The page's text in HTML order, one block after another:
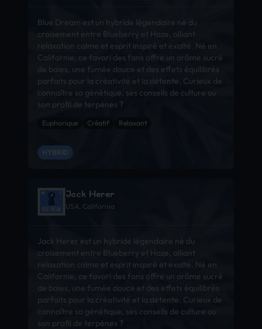
Blue Dream est un hybride légendaire né du
croisement entre Blueberry et Haze, alliant
relaxation calme et esprit inspiré et exalté. Né en
Californie, ce favori des fans offre un arôme sucré
de baies, une fumée douce et des effets équilibrés
parfaits pour la créativité et la détente. Curieux de
connaître sa génétique, ses conseils de culture ou
son profil de terpènes ?
Euphorique Créatif Relaxant
HYBRID
Jack Herer
USA, California
Jack Herer est un hybride légendaire né du
croisement entre Blueberry et Haze, alliant
relaxation calme et esprit inspiré et exalté. Né en
Californie, ce favori des fans offre un arôme sucré
de baies, une fumée douce et des effets équilibrés
parfaits pour la créativité et la détente. Curieux de
connaître sa génétique, ses conseils de culture ou
son profil de terpènes ?